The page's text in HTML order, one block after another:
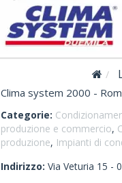
Clima system 2000 -
Categorie:
produzione e commercio,
produzione, Impianti di
Indirizzo: Via Veturia 15 -